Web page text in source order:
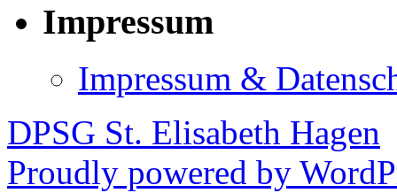
Impressum
Impressum &
DPSG St. Elisabeth Hagen
Proudly powered by